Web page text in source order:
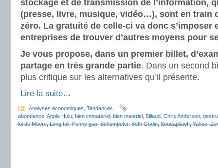
stockage et de transmission de l’information,
(presse, livre, musique, vidéo…), sont en train
zéro. La gratuité de celle-ci va donc s’imposer
entreprises de trouver d’autres moyens pour
Je vous propose, dans un premier billet,
partage en très grande partie. Dans un second
plus critique sur les alternatives qu’il présente.
Lire la suite…
Analyses économiques Tendances
abondance Apple Hulu bien immatériel bien matériel Billaud Chris Anderson
loi de Moore,Long tail,Penny gap,Schumpeter,Seth Godin,Soudaplatoff,Yahoo,